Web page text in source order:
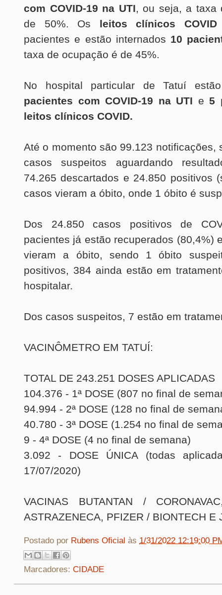
com COVID-19 na UTI, ou seja, a taxa
de 50%. Os leitos clínicos
pacientes e estão internados 10
taxa de ocupação é de 45%.
No hospital particular de Tatuí
pacientes com COVID-19 na UTI e 5
leitos clínicos COVID.
Até o momento são 99.123 notificações,
casos suspeitos aguardando
74.265 descartados e 24.850 positivos
casos vieram a óbito, onde 1 óbito é
Dos 24.850 casos positivos de
pacientes já estão recuperados (80,4%)
vieram a óbito, sendo 1 óbito
positivos, 384 ainda estão em
hospitalar.
Dos casos suspeitos, 7 estão em
VACINÔMETRO EM TATUÍ:
TOTAL DE 243.251 DOSES APLICADAS
104.376 - 1ª DOSE (807 no final de
94.994 - 2ª DOSE (128 no final de
40.780 - 3ª DOSE (1.254 no final de
9 - 4ª DOSE (4 no final de semana)
3.092 - DOSE ÚNICA (todas
17/07/2020)
VACINAS BUTANTAN /
ASTRAZENECA, PFIZER / BIONTECH E
Postado por Rubens Oficial às 1/31/2022 12:19:00
Marcadores: CIDADE